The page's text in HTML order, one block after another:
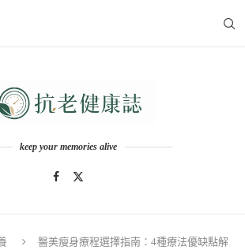
keep your memories alive
醫美瘦身療程選擇指南：4種療法優缺點解